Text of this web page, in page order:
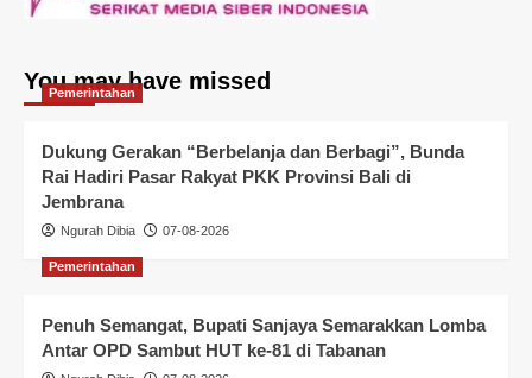
You may have missed
Pemerintahan
Dukung Gerakan “Berbelanja dan Berbagi”, Bunda
Rai Hadiri Pasar Rakyat PKK Provinsi Bali di
Jembrana
Ngurah Dibia 07-08-2026
Pemerintahan
Penuh Semangat, Bupati Sanjaya Semarakkan Lomba
Antar OPD Sambut HUT ke-81 di Tabanan